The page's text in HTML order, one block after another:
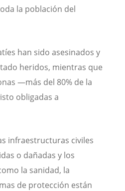
la población del
han sido asesinados y
heridos, mientras que
—más del 80% de la
obligadas a
infraestructuras civiles
o dañadas y los
la sanidad, la
de protección están